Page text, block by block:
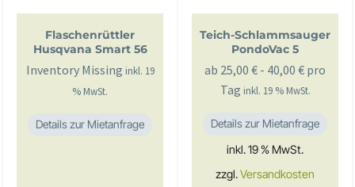
Flaschenrüttler
Husqvana Smart 56
Inventory Missing inkl. 19
% MwSt.
Details zur Mietanfrage
Teich-Schlammsauger
PondoVac 5
ab 25,00 € - 40,00 € pro
Tag inkl. 19 % MwSt.
Details zur Mietanfrage
inkl. 19 % MwSt.
zzgl.Versandkosten